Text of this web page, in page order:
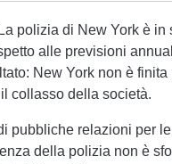
polizia di New York è
alle previsioni
New York non è
il collasso della società.
pubbliche relazioni per
della polizia non è